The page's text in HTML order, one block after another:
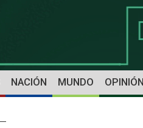
NACIÓN MUNDO OPINIÓN